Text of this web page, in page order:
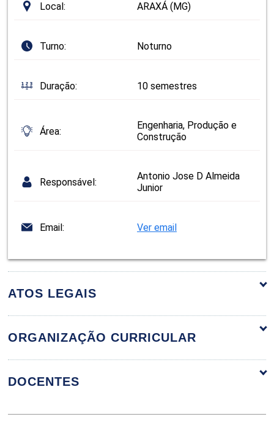
Local: ARAXÁ (MG)
Turno: Noturno
Duração: 10 semestres
Área:
Engenharia, Produção e
Construção
Responsável:
Antonio Jose D Almeida
Junior
Email: Ver email
ATOS LEGAIS
ORGANIZAÇÃO CURRICULAR
DOCENTES